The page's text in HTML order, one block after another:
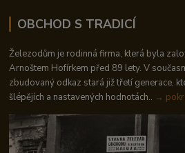
OBCHOD S TRADICÍ
Železodům je rodinná firma, která byla
Arnoštem Hofírkem před 89 lety. V
zbudovaný odkaz stará již třetí generace,
šlépějích a nastavených hodnotách.. →